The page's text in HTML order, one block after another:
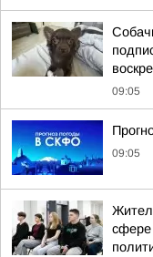
09:05
09:05
сфере